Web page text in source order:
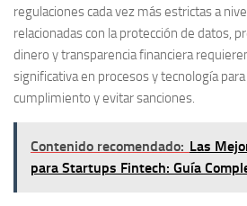
regulaciones cada vez más estrictasa
relacionadas con la protección de datos,
dinero y transparencia financiera
significativa en procesos y tecnología
cumplimiento y evitar sanciones.
Contenido recomendado: Las
para Startups Fintech: Guía